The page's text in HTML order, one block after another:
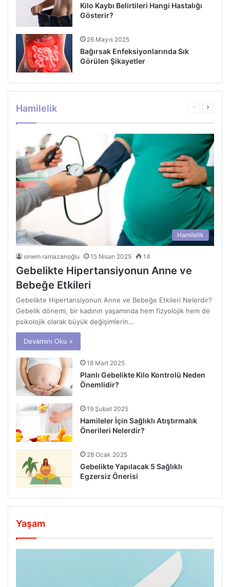
Kilo Kaybı Belirtileri Hangi Hastalığı
Gösterir?
26 Mayıs 2025
Bağırsak Enfeksiyonlarında Sık
Görülen Şikayetler
Hamilelik
ÖncekiSonraki
Hamilelik
sinem ramazanoğlu 15 Nisan 2025 14
Gebelikte Hipertansiyonun Anne ve
Bebeğe Etkileri
Gebelikte Hipertansiyonun Anne ve Bebeğe Etkileri Nelerdir?
Gebelik dönemi, bir kadının yaşamında hem fizyolojik hem de
psikolojik olarak büyük değişimlerin…
Devamını Oku »
18 Mart 2025
Planlı Gebelikte Kilo Kontrolü Neden
Önemlidir?
19 Şubat 2025
Hamileler İçin Sağlıklı Atıştırmalık
Önerileri Nelerdir?
28 Ocak 2025
Gebelikte Yapılacak 5 Sağlıklı
Egzersiz Önerisi
Yaşam